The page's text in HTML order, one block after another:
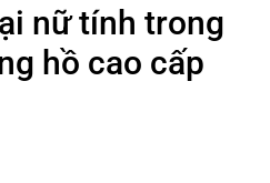
nữ tính trong
hồ cao cấp